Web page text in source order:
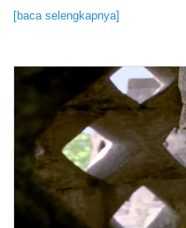
[baca selengkapnya]